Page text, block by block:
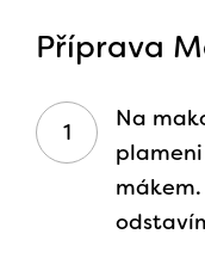
Příprava
Na